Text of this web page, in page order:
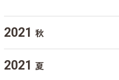
2021 秋
2021 夏